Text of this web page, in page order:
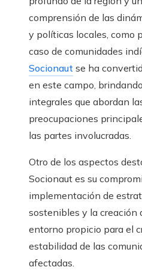
comprensión de las
y políticas locales, como
caso de comunidades
Socionaut se ha
en este campo,
integrales que abordan
preocupaciones
las partes involucradas.
Otro de los aspectos
Socionaut es su
implementación de
sostenibles y la creación
entorno propicio para el
estabilidad de las
afectadas.